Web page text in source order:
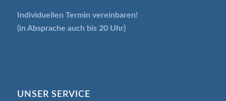
Individuellen Termin vereinbaren!
(in Absprache auch bis 20 Uhr)
UNSER SERVICE